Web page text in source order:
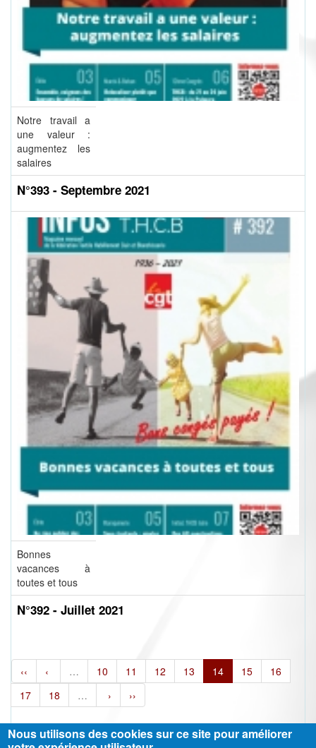
Notre travail a
une valeur :
augmentez les
salaires
N°393 - Septembre 2021
Bonnes
vacances à
toutes et tous
N°392 - Juillet 2021
‹‹ ‹ … 10 11 12 13 14 15
16
17
18 … › ››
Nous utilisons des cookies sur ce site pour améliorer